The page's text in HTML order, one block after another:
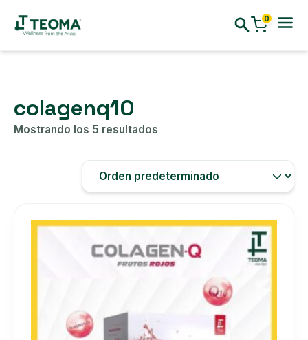
0
colagenq10
Mostrando los 5 resultados